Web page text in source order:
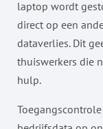
laptop wordt
direct op een
dataverlies. Dit
thuiswerkers die
hulp.